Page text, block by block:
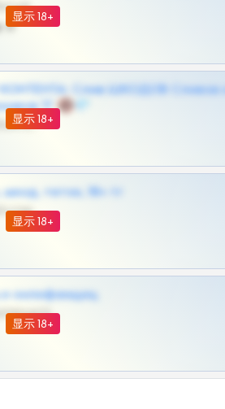
显示 18+
@SZu3ll3sCatt_bot
тг
显示 18+
Слив ШКОДОВ Сливов и
ТГ 🔞💎
@MILKPRIVATES39BOT
显示 18+
теток, 18+ тг
@DARK15FLOWSBOT
显示 18+
и онлифанщиц
@MILKPRIVATES39BOT